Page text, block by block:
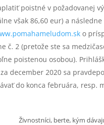
poistné v požadovanej
však 86,60 eur) a
o
č. 2 (pretože ste sa
poistenou osobou).
december 2020 sa
do konca februára, resp.
Živnostníci, berte, kým